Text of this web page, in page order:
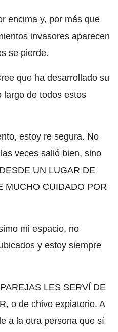
encima y, por más que
invasores aparecen
se pierde.
que ha desarrollado su
largo de todos estos
estoy re segura. No
veces salió bien, sino
UN LUGAR DE
MUCHO CUIDADO POR
mi espacio, no
y estoy siempre
LES SERVÍ DE
o de chivo expiatorio. A
a la otra persona que sí